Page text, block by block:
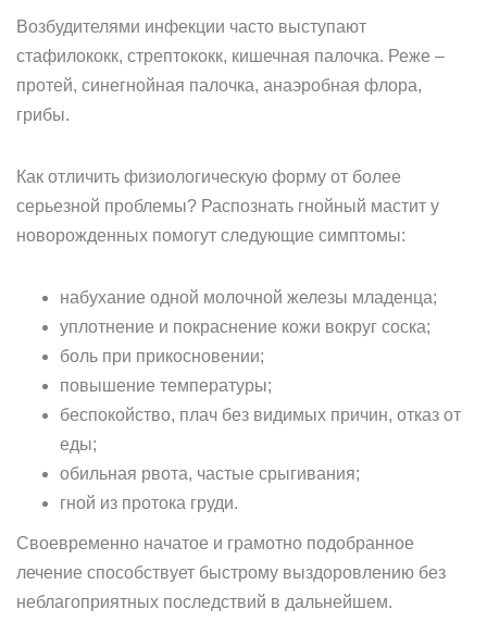
Возбудителями инфекции часто выступают
стафилококк, стрептококк, кишечная палочка. Реже –
протей, синегнойная палочка, анаэробная флора,
грибы.
Как отличить физиологическую форму от более
серьезной проблемы? Распознать гнойный мастит у
новорожденных помогут следующие симптомы:
набухание одной молочной железы младенца;
уплотнение и покраснение кожи вокруг соска;
боль при прикосновении;
повышение температуры;
беспокойство, плач без видимых причин, отказ от
еды;
обильная рвота, частые срыгивания;
гной из протока груди.
Своевременно начатое и грамотно подобранное
лечение способствует быстрому выздоровлению без
неблагоприятных последствий в дальнейшем.